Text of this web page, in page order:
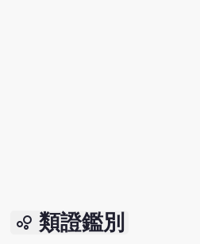
bubble_chart 類證鑑別